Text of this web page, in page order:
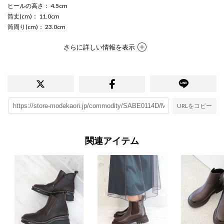
ヒールの高さ ： 4.5cm
筒丈(cm) ： 11.0cm
筒周り(cm) ： 23.0cm
さらに詳しい情報を表示
URLをコピー
関連アイテム